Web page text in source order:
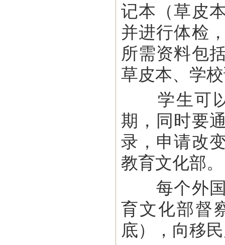
记本（草皮
并进行体检
所需资料包
草皮本、学
学生可以
期，同时要
录，申请改
教育文化部。
每个外国
育文化部督
底），向移